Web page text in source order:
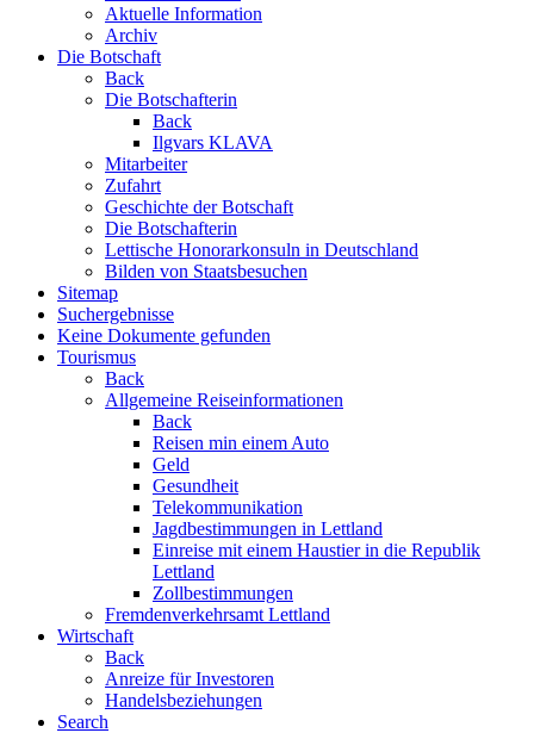
Aktuelle Information
Archiv
Die Botschaft
Back
Die Botschafterin
Back
Ilgvars KLAVA
Mitarbeiter
Zufahrt
Geschichte der Botschaft
Die Botschafterin
Lettische Honorarkonsuln in Deutschland
Bilden von Staatsbesuchen
Sitemap
Suchergebnisse
Keine Dokumente gefunden
Tourismus
Back
Allgemeine Reiseinformationen
Back
Reisen min einem Auto
Geld
Gesundheit
Telekommunikation
Jagdbestimmungen in Lettland
Einreise mit einem Haustier in die Republik
Lettland
Zollbestimmungen
Fremdenverkehrsamt Lettland
Wirtschaft
Back
Anreize für Investoren
Handelsbeziehungen
Search